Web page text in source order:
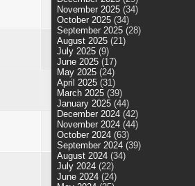
November 2025 (34)
October 2025 (34)
September 2025 (28)
August 2025 (21)
July 2025 (9)
June 2025 (17)
May 2025 (24)
April 2025 (31)
March 2025 (39)
January 2025 (44)
December 2024 (42)
November 2024 (44)
October 2024 (63)
September 2024 (39)
August 2024 (34)
July 2024 (22)
June 2024 (24)